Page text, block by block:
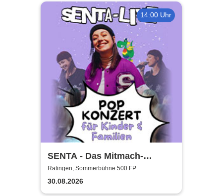
14:00 Uhr
SENTA - Das Mitmach-
Popkonzert für die ganze
Familie
Ratingen, Sommerbühne 500 FP
30.08.2026